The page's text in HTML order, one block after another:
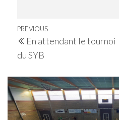
Navigation
de
l’article
Previous
Post
PREVIOUS
En attendant le tournoi
du SYB